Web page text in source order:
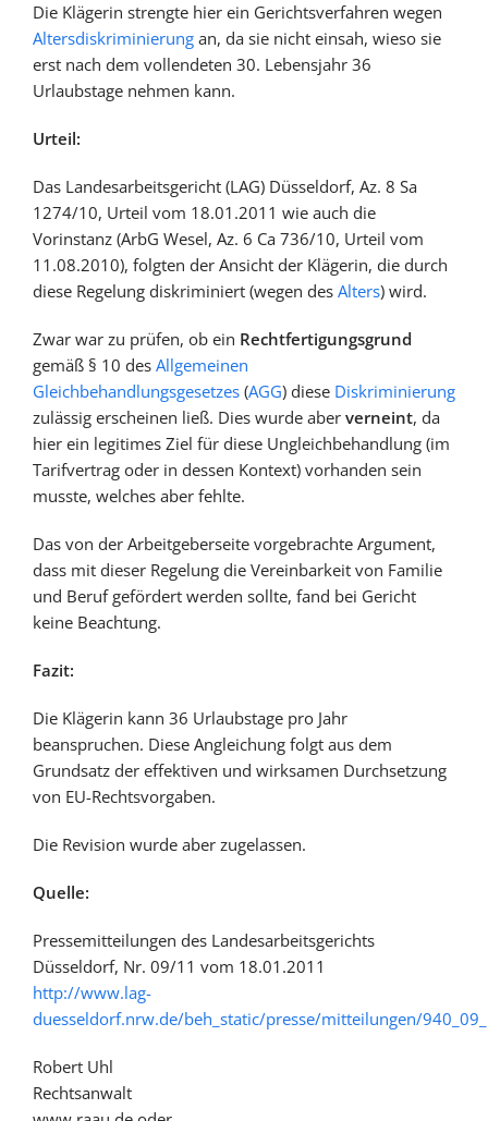
Die Klägerin strengte hier ein Gerichtsverfahren wegen
Altersdiskriminierung an, da sie nicht einsah, wieso sie
erst nach dem vollendeten 30. Lebensjahr 36
Urlaubstage nehmen kann.
Urteil:
Das Landesarbeitsgericht (LAG) Düsseldorf, Az. 8 Sa
1274/10, Urteil vom 18.01.2011 wie auch die
Vorinstanz (ArbG Wesel, Az. 6 Ca 736/10, Urteil vom
11.08.2010), folgten der Ansicht der Klägerin, die durch
diese Regelung diskriminiert (wegen des Alters) wird.
Zwar war zu prüfen, ob ein Rechtfertigungsgrund
gemäß § 10 des Allgemeinen
Gleichbehandlungsgesetzes (AGG) diese Diskriminierung
zulässig erscheinen ließ. Dies wurde aber verneint, da
hier ein legitimes Ziel für diese Ungleichbehandlung (im
Tarifvertrag oder in dessen Kontext) vorhanden sein
musste, welches aber fehlte.
Das von der Arbeitgeberseite vorgebrachte Argument,
dass mit dieser Regelung die Vereinbarkeit von Familie
und Beruf gefördert werden sollte, fand bei Gericht
keine Beachtung.
Fazit:
Die Klägerin kann 36 Urlaubstage pro Jahr
beanspruchen. Diese Angleichung folgt aus dem
Grundsatz der effektiven und wirksamen Durchsetzung
von EU-Rechtsvorgaben.
Die Revision wurde aber zugelassen.
Quelle:
Pressemitteilungen des Landesarbeitsgerichts
Düsseldorf, Nr. 09/11 vom 18.01.2011
http://www.lag-
duesseldorf.nrw.de/beh_static/presse/mitteilungen/
Robert Uhl
Rechtsanwalt